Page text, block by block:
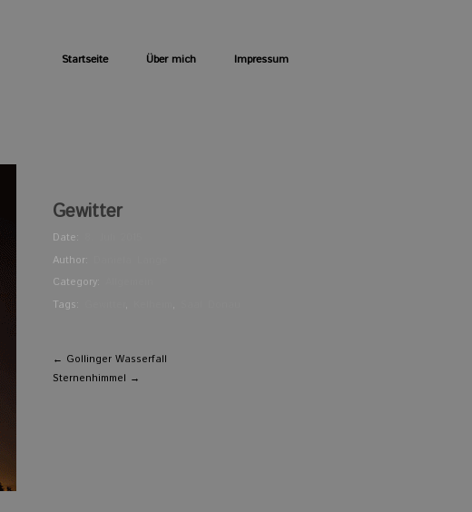
Startseite Über mich Impressum
Gewitter
Date:
Author:
Category:
Tags:
, ,
← Gollinger Wasserfall
Sternenhimmel →